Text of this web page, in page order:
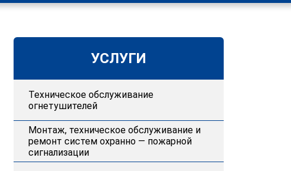
УСЛУГИ
Техническое обслуживание
огнетушителей
Монтаж, техническое обслуживание и
ремонт систем охранно — пожарной
сигнализации